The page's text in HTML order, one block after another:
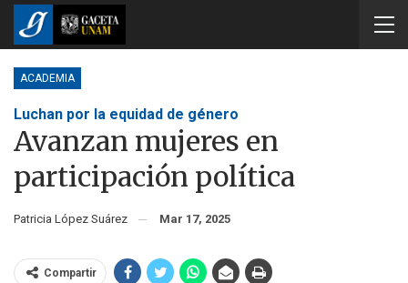
ACADEMIA
Luchan por la equidad de género
Avanzan mujeres en
participación política
Patricia López Suárez Mar 17, 2025
Compartir